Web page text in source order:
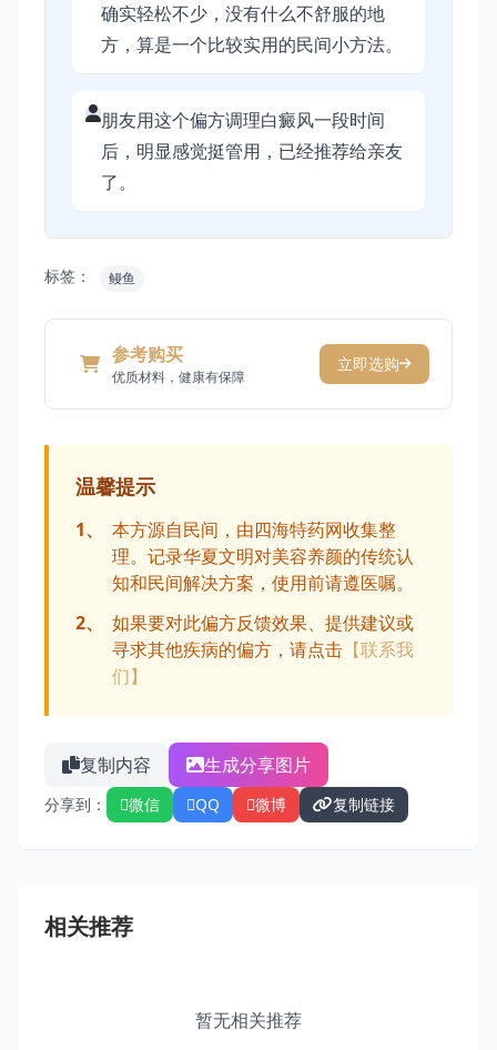
确实轻松不少，没有什么不舒服的地
方，算是一个比较实用的民间小方法。
朋友用这个偏方调理白癜风一段时间
后，明显感觉挺管用，已经推荐给亲友
了。
标签： 鳗鱼
参考购买
优质材料，健康有保障
立即选购
温馨提示
1、
本方源自民间，由四海特药网收集整
理。记录华夏文明对美容养颜的传统认
知和民间解决方案，使用前请遵医嘱。
2、
如果要对此偏方反馈效果、提供建议或
寻求其他疾病的偏方，请点击 【联系我
们】
复制内容 生成分享图片
分享到： 微信 QQ 微博 复制链接
相关推荐
暂无相关推荐